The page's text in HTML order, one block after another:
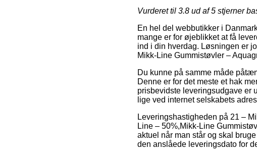
Vurderet til 3.8 ud af 5 stjerner
En hel del webbutikker i
mange er for øjeblikket at få
ind i din hverdag. Løsningen er
Mikk-Line Gummistøvler –
Du kunne på samme måde
Denne er for det meste et hak
prisbevidste leveringsudgave er
lige ved internet selskabets
Leveringshastigheden på 21 –
Line – 50%,Mikk-Line
aktuel når man står og skal
den anslåede leveringsdato for